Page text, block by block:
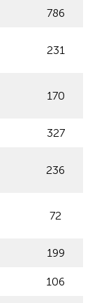
786
231
170
327
236
72
199
106